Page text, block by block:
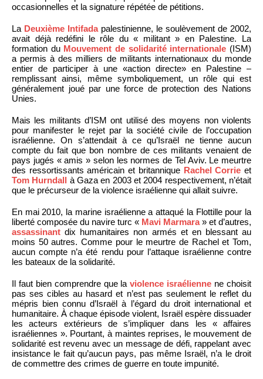
occasionnelles et la signature répétée de pétitions.
La Deuxième Intifadapalestinienne, le soulèvement de 2002,
avait déjà redéfini le rôle du « militant » en Palestine. La
formation du Mouvement de solidarité internationale (ISM)
a permis à des milliers de militants internationaux du monde
entier de participer à une «action directe» en Palestine –
remplissant ainsi, même symboliquement, un rôle qui est
généralement joué par une force de protection des Nations
Unies.
Mais les militants d’ISM ont utilisé des moyens non violents
pour manifester le rejet par la société civile de l’occupation
israélienne. On s’attendait à ce qu’Israël ne tienne aucun
compte du fait que bon nombre de ces militants venaient de
pays jugés « amis » selon les normes de Tel Aviv. Le meurtre
des ressortissants américain et britannique Rachel Corrie et
Tom Hurndall à Gaza en 2003 et 2004 respectivement, n’était
que le précurseur de la violence israélienne qui allait suivre.
En mai 2010, la marine israélienne a attaqué la Flottille pour la
liberté composée du navire turc « Mavi Marmara» et d’autres,
assassinant dix humanitaires non armés et en blessant au
moins 50 autres. Comme pour le meurtre de Rachel et Tom,
aucun compte n’a été rendu pour l’attaque israélienne contre
les bateaux de la solidarité.
Il faut bien comprendre que laviolence israélienne ne choisit
pas ses cibles au hasard et n’est pas seulement le reflet du
mépris bien connu d’Israël à l’égard du droit international et
humanitaire. À chaque épisode violent, Israël espère dissuader
les acteurs extérieurs de s’impliquer dans les « affaires
israéliennes ». Pourtant, à maintes reprises, le mouvement de
solidarité est revenu avec un message de défi, rappelant avec
insistance le fait qu’aucun pays, pas même Israël, n’a le droit
de commettre des crimes de guerre en toute impunité.